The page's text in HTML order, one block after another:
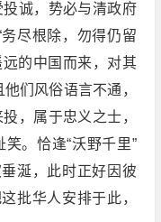
诚，势必与清政府
尽根除，勿得仍留
的中国而来，对其
们风俗语言不通，
，属于忠义之士，
。恰逢“沃野千里”
涎，此时正好因彼
批华人安排于此，